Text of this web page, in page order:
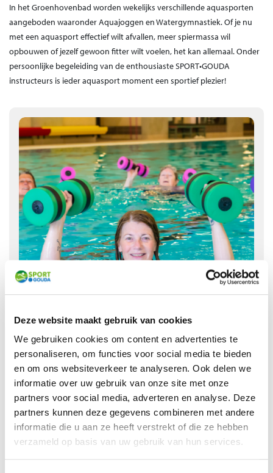
Deze website maakt gebruik van cookies
We gebruiken cookies om content en advertenties te
personaliseren, om functies voor social media te bieden
en om ons websiteverkeer te analyseren. Ook delen we
informatie over uw gebruik van onze site met onze
partners voor social media, adverteren en analyse. Deze
partners kunnen deze gegevens combineren met andere
informatie die u aan ze heeft verstrekt of die ze hebben
verzameld op basis van uw gebruik van hun services.
In het Groenhovenbad worden wekelijks verschillende aquasporten
aangeboden waaronder Aquajoggen en Watergymnastiek. Of je nu
met een aquasport effectief wilt afvallen, meer spiermassa wil
opbouwen of jezelf gewoon fitter wilt voelen, het kan allemaal. Onder
persoonlijke begeleiding van de enthousiaste SPORT•GOUDA
instructeurs is ieder aquasport moment een sportief plezier!
Aquajoggen
Houd jezelf fit en kom lekker aquajoggen bij ons in het
zwembad.
Bekijk aanbod